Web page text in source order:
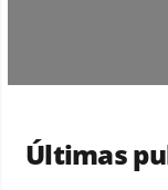
Últimas